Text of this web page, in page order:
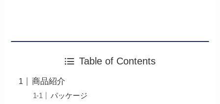
Table of Contents
商品紹介
パッケージ